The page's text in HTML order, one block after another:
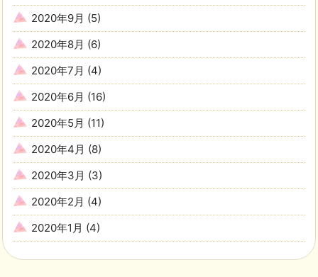
2020年9月 (5)
2020年8月 (6)
2020年7月 (4)
2020年6月 (16)
2020年5月 (11)
2020年4月 (8)
2020年3月 (3)
2020年2月 (4)
2020年1月 (4)